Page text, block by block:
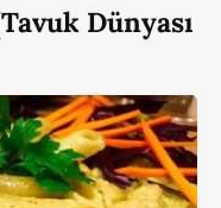
Dünyası